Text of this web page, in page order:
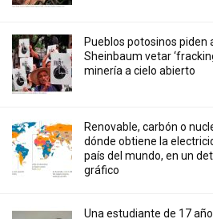
Pueblos potosinos piden
Sheinbaum vetar
minería a cielo abierto
Renovable, carbón o
dónde obtiene la
país del mundo, en un
gráfico
Una estudiante de 17